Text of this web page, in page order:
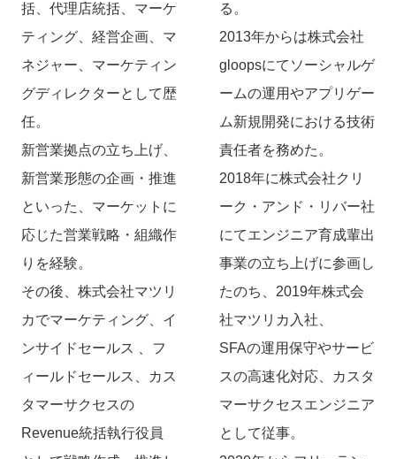
括、代理店統括、マーケ
ティング、経営企画、マ
ネジャー、マーケティン
グディレクターとして歴
任。
新営業拠点の立ち上げ、
新営業形態の企画・推進
といった、マーケットに
応じた営業戦略・組織作
りを経験。
その後、株式会社マツリ
カでマーケティング、イ
ンサイドセールス 、フ
ィールドセールス、カス
タマーサクセスの
Revenue統括執行役員
る。
2013年からは株式会社
gloopsにてソーシャルゲ
ームの運用やアプリゲー
ム新規開発における技術
責任者を務めた。
2018年に株式会社クリ
ーク・アンド・リバー社
にてエンジニア育成輩出
事業の立ち上げに参画し
たのち、2019年株式会
社マツリカ入社、
SFAの運用保守やサービ
スの高速化対応、カスタ
マーサクセスエンジニア
として従事。